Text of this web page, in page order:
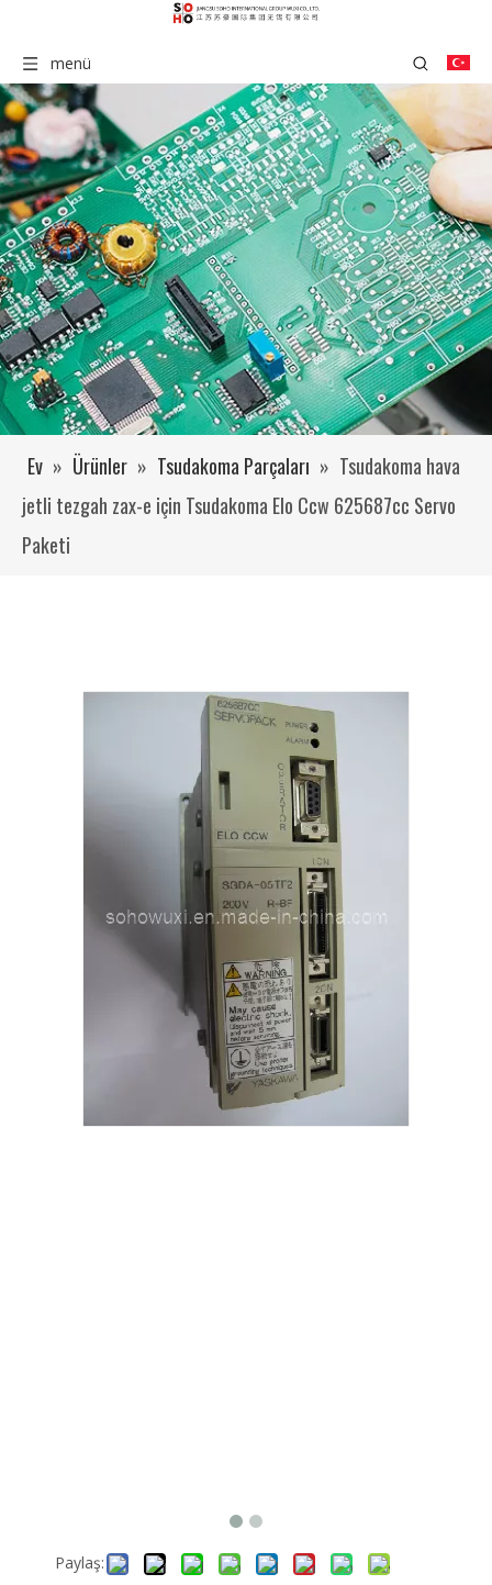
menü
Ev » Ürünler » Tsudakoma Parçaları » Tsudakoma hava
jetli tezgah zax-e için Tsudakoma Elo Ccw 625687cc Servo
Paketi
Paylaş: